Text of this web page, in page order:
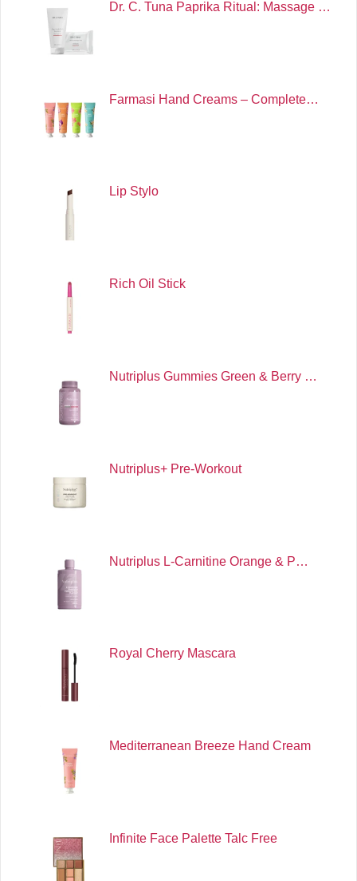
Dr. C. Tuna Paprika Ritual: Massage …
Farmasi Hand Creams – Complete…
Lip Stylo
Rich Oil Stick
Nutriplus Gummies Green & Berry …
Nutriplus+ Pre-Workout
Nutriplus L-Carnitine Orange & P…
Royal Cherry Mascara
Mediterranean Breeze Hand Cream
Infinite Face Palette Talc Free